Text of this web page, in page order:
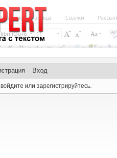
Вход
или зарегистрируйтесь.